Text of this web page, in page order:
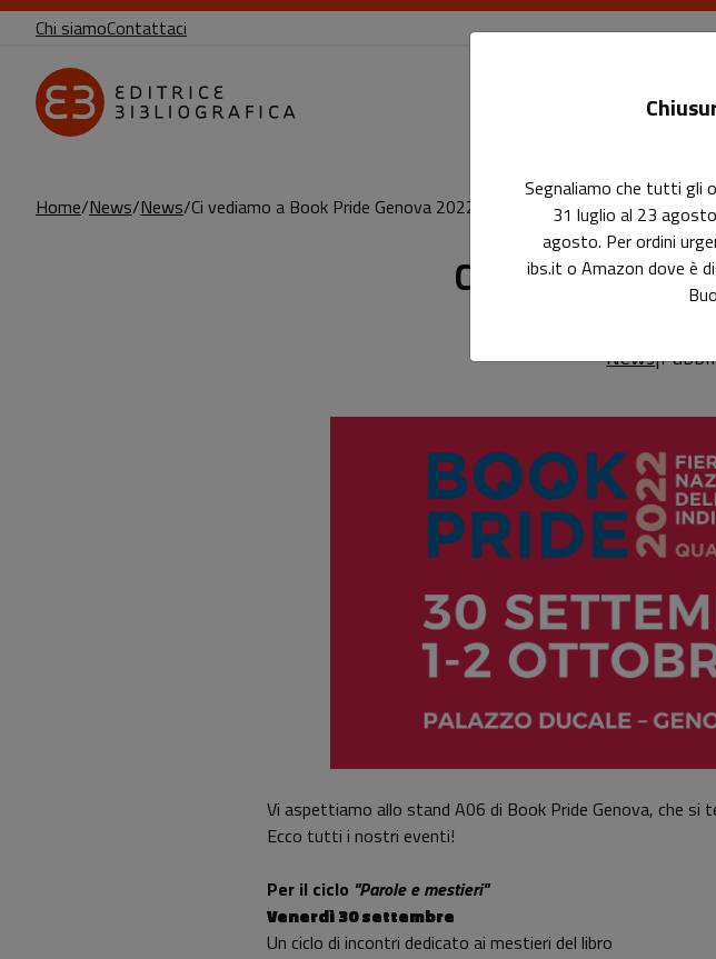
Chi siamoContattaci
Le
Home News News Ci vediamo a Book Pride Genova 2022!
Ci vediamo a
Sottotitolo non presente: Ci vediamo a Book Pride Genova
News|
Vi aspettiamo allo stand A06 di Book Pride Genova, che si
Ecco tutti i nostri eventi!
Per il ciclo "Parole e mestieri"
Venerdì 30 settembre
Un ciclo di incontri dedicato ai mestieri del libro
Segnaliamo che tutti gli
31 luglio al 23
agosto. Per ordini
ibs.it o Amazon dove è